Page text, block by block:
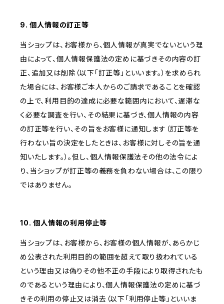
9. 個人情報の訂正等
当ショップは、お客様から、個人情報が真実でないという理
由によって、個人情報保護法の定めに基づきその内容の訂
正、追加又は削除（以下「訂正等」といいます。）を求められ
た場合には、お客様ご本人からのご請求であることを確認
の上で、利用目的の達成に必要な範囲内において、遅滞な
く必要な調査を行い、その結果に基づき、個人情報の内容
の訂正等を行い、その旨をお客様に通知します（訂正等を
行わない旨の決定をしたときは、お客様に対しその旨を通
知いたします。）。但し、個人情報保護法その他の法令によ
り、当ショップが訂正等の義務を負わない場合は、この限り
ではありません。
10. 個人情報の利用停止等
当ショップは、お客様から、お客様の個人情報が、あらかじ
め公表された利用目的の範囲を超えて取り扱われている
という理由又は偽りその他不正の手段により取得されたも
のであるという理由により、個人情報保護法の定めに基づ
きその利用の停止又は消去（以下「利用停止等」といいま